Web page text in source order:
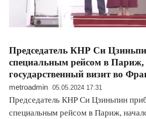
Председатель КНР Си
специальным рейсом в Париж,
государственный визит во
metroadmin 05.05.2024 17:31
Председатель КНР Си Цзиньпин
специальным рейсом в Париж,